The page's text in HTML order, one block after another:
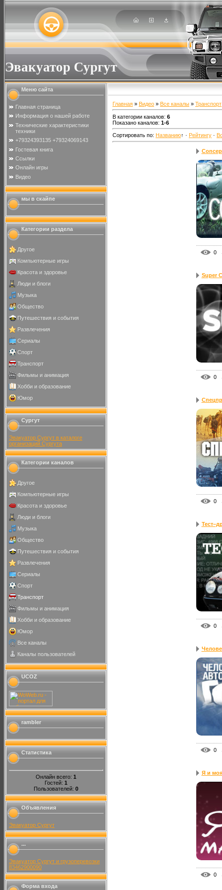
Эвакуатор Сургут
Меню сайта
Главная страница
Информация о нашей работе
Технические характеристики
техники
+79324393135 +79324069143
Гостевая книга
Ссылки
Онлайн игры
Видео
мы в скайпе
Категории раздела
Другое
Компьютерные игры
Красота и здоровье
Люди и блоги
Музыка
Общество
Путешествия и события
Развлечения
Сериалы
Спорт
Транспорт
Фильмы и анимация
Хобби и образование
Юмор
Сургут
Эвакуатор Сургут в каталоге
организаций Сургута
Категории каналов
Другое
Компьютерные игры
Красота и здоровье
Люди и блоги
Музыка
Общество
Путешествия и события
Развлечения
Сериалы
Спорт
Транспорт
Фильмы и анимация
Хобби и образование
Юмор
Все каналы
Каналы пользователей
UCOZ
rambler
Статистика
Онлайн всего: 1
Гостей: 1
Пользователей: 0
Объявления
Эвакуатор Сургут
...
Эвакуатор Сургут и грузоперевозки
83462900090
Форма входа
Главная » Видео » Все каналы » Транспорт
В категории каналов: 6
Показано каналов: 1-6
Сортировать по: Названию↑ · Рейтингу ·
0
Super
0
0
0
0
Я и
0